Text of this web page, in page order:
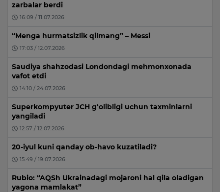
zarbalar berdi
16:09 / 11.07.2026
“Menga hurmatsizlik qilmang” – Messi
17:03 / 12.07.2026
Saudiya shahzodasi Londondagi mehmonxonada
vafot etdi
14:10 / 24.07.2026
Superkompyuter JCH g‘olibligi uchun taxminlarni
yangiladi
12:57 / 12.07.2026
20-iyul kuni qanday ob-havo kuzatiladi?
15:49 / 19.07.2026
Rubio: “AQSh Ukrainadagi mojaroni hal qila oladigan
yagona mamlakat”